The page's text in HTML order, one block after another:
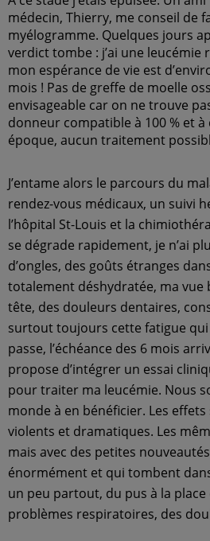
médecin, Thierry, me conseil de
myélogramme. Quelques jours
verdict tombe : j’ai une leucémie
mon espérance de vie est
mois ! Pas de greffe de moelle
envisageable car on ne trouve
donneur compatible à 100 % et à
époque, aucun traitement
J’entame alors le parcours du
rendez-vous médicaux, un suivi
l’hôpital St-Louis et la
se dégrade rapidement, je n’ai
d’ongles, des goûts étranges
totalement déshydratée, ma vue
tête, des douleurs dentaires,
surtout toujours cette fatigue
passe, l’échéance des 6 mois
propose d’intégrer un essai
pour traiter ma leucémie. Nous
monde à en bénéficier. Les
violents et dramatiques. Les
mais avec des petites
énormément et qui tombent
un peu partout, du pus à la place
problèmes respiratoires, des